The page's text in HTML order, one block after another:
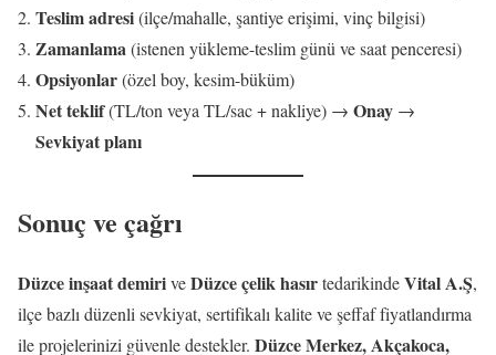
Teslim adresi(ilçe/mahalle, şantiye erişimi, vinç bilgisi)
Zamanlama(istenen yükleme-teslim günü ve saat penceresi)
Opsiyonlar(özel boy, kesim-büküm)
Net teklif(TL/ton veya TL/sac + nakliye) → Onay →
Sevkiyat planı
Sonuç ve çağrı
Düzce inşaat demiriveDüzce çelik hasırtedarikindeVital A.Ş,
ilçe bazlı düzenli sevkiyat, sertifikalı kalite ve şeffaf fiyatlandırma
ile projelerinizi güvenle destekler. Düzce Merkez, Akçakoca,